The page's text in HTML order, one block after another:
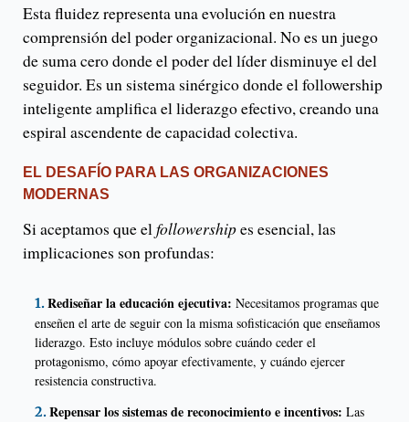
Esta fluidez representa una evolución en nuestra
comprensión del poder organizacional. No es un juego
de suma cero donde el poder del líder disminuye el del
seguidor. Es un sistema sinérgico donde el followership
inteligente amplifica el liderazgo efectivo, creando una
espiral ascendente de capacidad colectiva.
EL DESAFÍO PARA LAS ORGANIZACIONES
MODERNAS
Si aceptamos que el followershipes esencial, las
implicaciones son profundas:
Rediseñar la educación ejecutiva: Necesitamos programas que
enseñen el arte de seguir con la misma sofisticación que enseñamos
liderazgo. Esto incluye módulos sobre cuándo ceder el
protagonismo, cómo apoyar efectivamente, y cuándo ejercer
resistencia constructiva.
Repensar los sistemas de reconocimiento e incentivos: Las